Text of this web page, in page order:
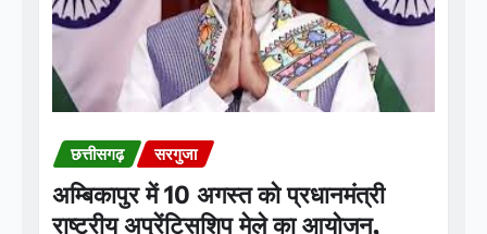
छत्तीसगढ़ सरगुजा
अम्बिकापुर में 10 अगस्त को प्रधानमंत्री
राष्ट्रीय अप्रेंटिसशिप मेले का आयोजन,
आईटीआई पास युवाओं के लिए सुनहरा मौका
Ashish Sinha Aug 9, 2026